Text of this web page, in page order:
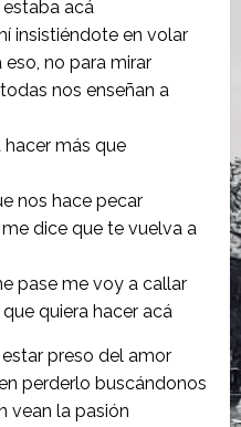
acá
insistiéndote en volar
no para mirar
nos enseñan a
más que
nos hace pecar
dice que te vuelva a
pase me voy a callar
quiera hacer acá
preso del amor
perderlo buscándonos
vean la pasión